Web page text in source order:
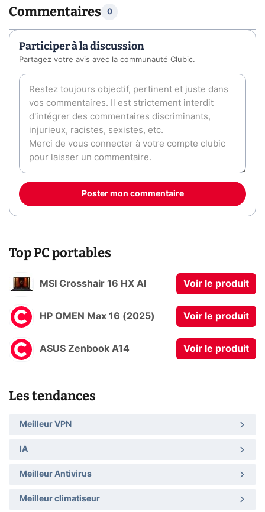
Commentaires 0
Participer à la discussion
Partagez votre avis avec la communauté Clubic.
Poster mon commentaire
Top PC portables
MSI Crosshair 16 HX AI Voir le produit
HP OMEN Max 16 (2025) Voir le produit
ASUS Zenbook A14 Voir le produit
Les tendances
Meilleur VPN
IA
Meilleur Antivirus
Meilleur climatiseur